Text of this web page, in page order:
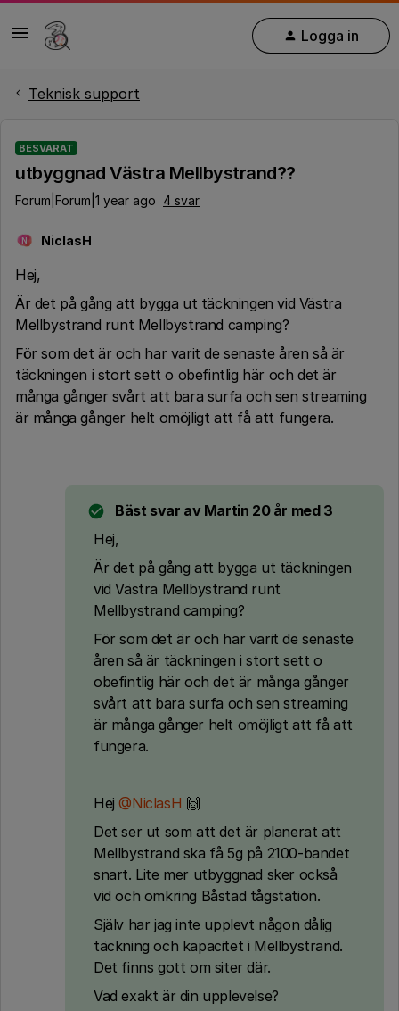
Logga in
Teknisk support
BESVARAT
utbyggnad Västra Mellbystrand??
Forum|Forum|1 year ago 4 svar
N NiclasH
Hej,
Är det på gång att bygga ut täckningen vid Västra
Mellbystrand runt Mellbystrand camping?
För som det är och har varit de senaste åren så är
täckningen i stort sett o obefintlig här och det är
många gånger svårt att bara surfa och sen streaming
är många gånger helt omöjligt att få att fungera.
Bäst svar av Martin 20 år med 3
Hej,
Är det på gång att bygga ut täckningen
vid Västra Mellbystrand runt
Mellbystrand camping?
För som det är och har varit de senaste
åren så är täckningen i stort sett o
obefintlig här och det är många gånger
svårt att bara surfa och sen streaming
är många gånger helt omöjligt att få att
fungera.
Hej ​@NiclasH 🙌
Det ser ut som att det är planerat att
Mellbystrand ska få 5g på 2100-bandet
snart. Lite mer utbyggnad sker också
vid och omkring Båstad tågstation.
Själv har jag inte upplevt någon dålig
täckning och kapacitet i Mellbystrand.
Det finns gott om siter där.
Vad exakt är din upplevelse?